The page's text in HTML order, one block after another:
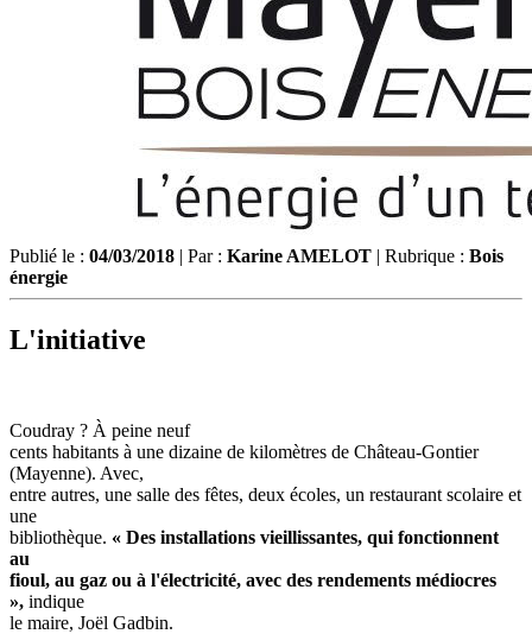
Publié le : 04/03/2018 | Par : Karine AMELOT | Rubrique : Bois
énergie
L'initiative
Coudray ? À peine neuf
cents habitants à une dizaine de kilomètres de Château-Gontier
(Mayenne). Avec,
entre autres, une salle des fêtes, deux écoles, un restaurant scolaire et
une
bibliothèque. « Des installations vieillissantes, qui fonctionnent
au
fioul, au gaz ou à l'électricité, avec des rendements médiocres
», indique
le maire, Joël Gadbin.